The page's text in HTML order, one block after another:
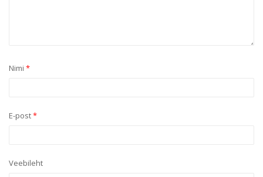
Nimi *
E-post*
Veebileht